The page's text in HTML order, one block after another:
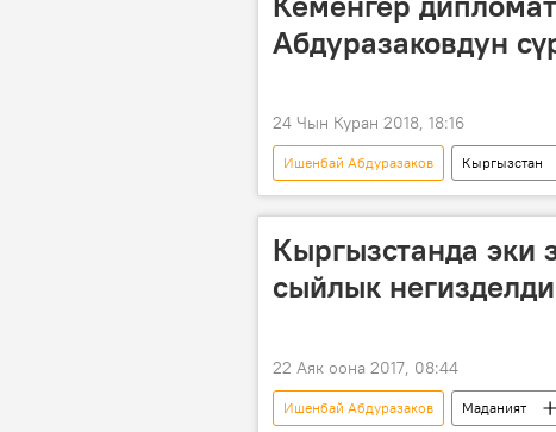
Абдуразаковдун
24 Чын Куран 2018, 18:16
Ишенбай Абдуразаков Кыргызстан
Маданият
Мультимедиа
Кыргызстанда эки
сыйлык негизделди
22 Аяк оона 2017, 08:44
Ишенбай Абдуразаков Маданият